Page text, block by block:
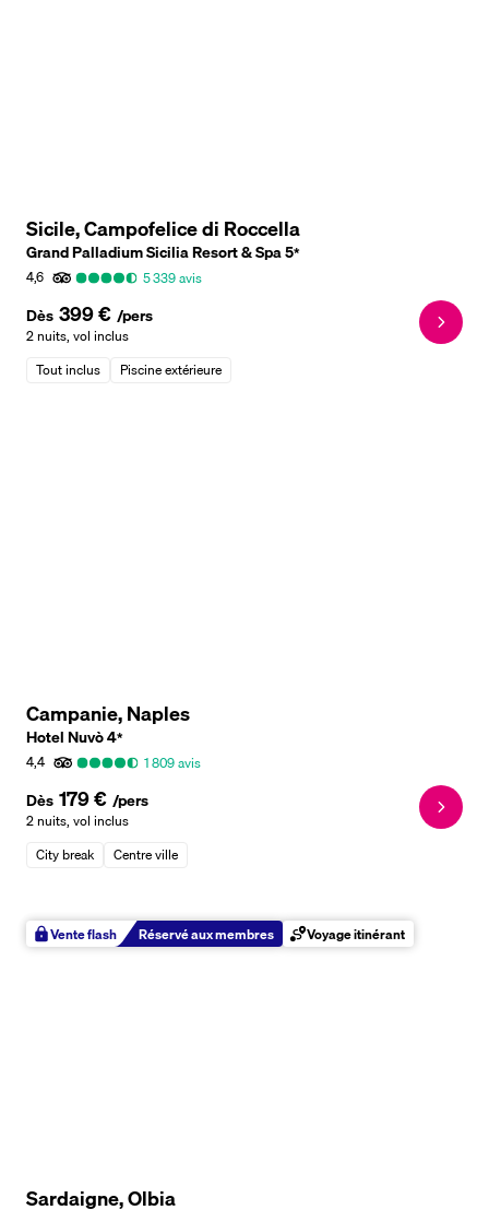
Sicile, Campofelice di Roccella
Grand Palladium Sicilia Resort & Spa5*
4,6
5 339avis
Dès 399 € /pers
2 nuits, vol inclus
Tout inclus
Piscine extérieure
Campanie, Naples
Hotel Nuvò4*
4,4
1 809avis
Dès 179 € /pers
2 nuits, vol inclus
City break
Centre ville
Vente flash Réservé aux membres Voyage itinérant
Sardaigne, Olbia